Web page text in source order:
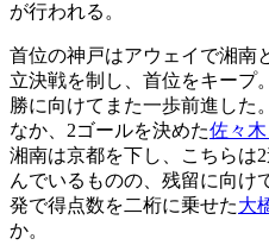
が行われる。
首位の神戸はアウェイで湘南
立決戦を制し、首位をキープ
勝に向けてまた一歩前進した。
なか、2ゴールを決めた佐々
湘南は京都を下し、こちらは
んでいるものの、残留に向け
発で得点数を二桁に乗せた大
か。